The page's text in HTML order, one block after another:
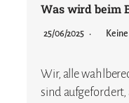
Was wird beim
25/06/2025
Wir, alle
sind aufgefordert,